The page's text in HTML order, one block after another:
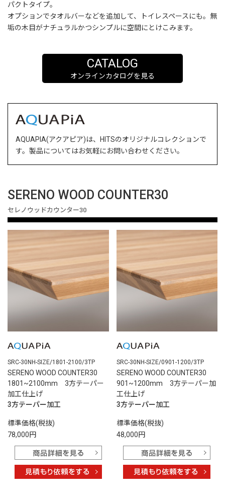
パクトタイプ。
オプションでタオルバーなどを追加して、トイレスペースにも。無
垢の木目がナチュラルかつシンプルに空間にとけこみます。
CATALOG
オンラインカタログを見る
AQUAPIA(アクアピア)は、HITSのオリジナルコレクションで
す。製品についてはお気軽にお問い合わせください。
SERENO WOOD COUNTER30
セレノウッドカウンター30
SRC-30NH-SIZE/1801-2100/3TP
SERENO WOOD COUNTER30
1801~2100mm 3方テーパー
加工仕上げ
3方テーパー加工
標準価格(税抜)
78,000円
SRC-30NH-SIZE/0901-1200/3TP
SERENO WOOD COUNTER30
901~1200mm 3方テーパー加
工仕上げ
3方テーパー加工
標準価格(税抜)
48,000円